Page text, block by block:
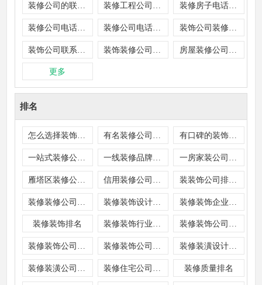
装修公司的联系方式 装修工程公司电话 装修房子电话号码
装饰公司装修热线
更多
排名
怎么选择装饰公司排名 有名装修公司排行榜 有口碑的装饰公司排名
一站式装修公司排名 一线装修品牌排行 一房家装公司排名
装装饰公司排行榜
装修装饰排名 装修装饰行业公司排名 装修装饰公司排名
装修装饰公司排行榜 装修装饰公司排行 装修装潢设计公司排名
装修质量排名